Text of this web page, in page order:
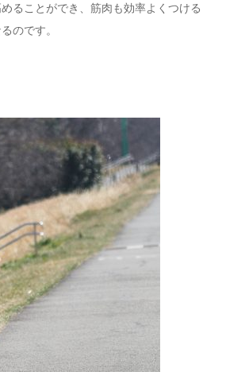
ることができ、筋肉も効率よくつける
のです。